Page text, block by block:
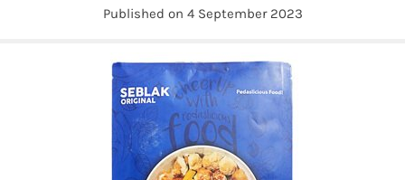
Published on 4 September 2023